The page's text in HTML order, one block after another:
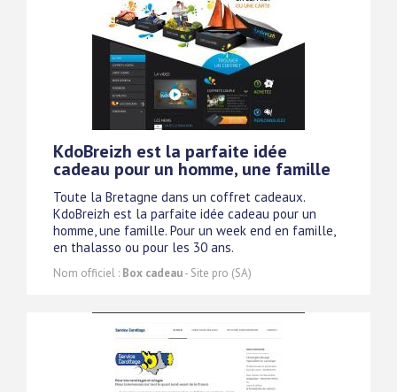
KdoBreizh est la parfaite idée
cadeau pour un homme, une famille
Toute la Bretagne dans un coffret cadeaux.
KdoBreizh est la parfaite idée cadeau pour un
homme, une famille. Pour un week end en famille,
en thalasso ou pour les 30 ans.
Nom officiel : Box cadeau- Site pro (SA)